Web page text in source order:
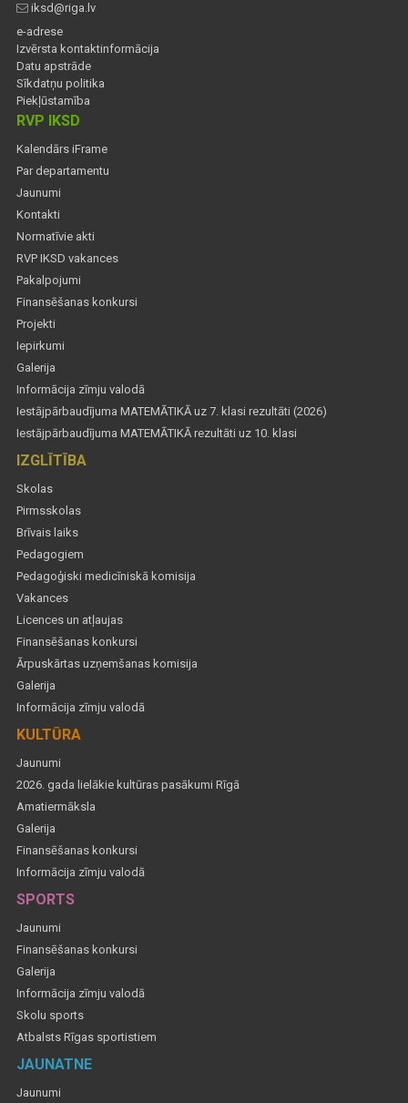
iksd@riga.lv
e-adrese
Izvērsta kontaktinformācija
Datu apstrāde
Sīkdatņu politika
Piekļūstamība
RVP IKSD
Kalendārs iFrame
Par departamentu
Jaunumi
Kontakti
Normatīvie akti
RVP IKSD vakances
Pakalpojumi
Finansēšanas konkursi
Projekti
Iepirkumi
Galerija
Informācija zīmju valodā
Iestājpārbaudījuma MATEMĀTIKĀ uz 7. klasi rezultāti (2026)
Iestājpārbaudījuma MATEMĀTIKĀ rezultāti uz 10. klasi
IZGLĪTĪBA
Skolas
Pirmsskolas
Brīvais laiks
Pedagogiem
Pedagoģiski medicīniskā komisija
Vakances
Licences un atļaujas
Finansēšanas konkursi
Ārpuskārtas uzņemšanas komisija
Galerija
Informācija zīmju valodā
KULTŪRA
Jaunumi
2026. gada lielākie kultūras pasākumi Rīgā
Amatiermāksla
Galerija
Finansēšanas konkursi
Informācija zīmju valodā
SPORTS
Jaunumi
Finansēšanas konkursi
Galerija
Informācija zīmju valodā
Skolu sports
Atbalsts Rīgas sportistiem
JAUNATNE
Jaunumi